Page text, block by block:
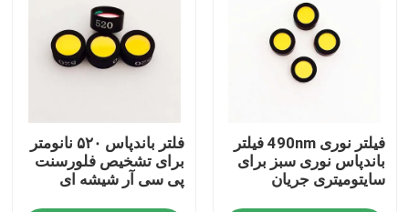
فیلتر نوری 490nm فیلتر
باندپاس نوری سبز برای
سایتومیتری جریان
فلتر باندپاس ۵۲۰ نانومتر
برای تشخیص فلورسنت
پی سی آر شیشه ای